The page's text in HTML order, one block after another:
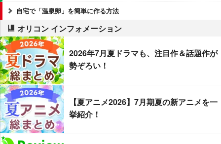
自宅で「温泉卵」を簡単に作る方法
オリコン インフォメーション
2026年7月夏ドラマも、注目作＆話題作が
勢ぞろい！
【夏アニメ2026】7月期夏の新アニメを一
挙紹介！